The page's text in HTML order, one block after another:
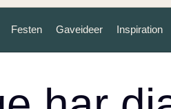
Festen Gaveideer Inspiration